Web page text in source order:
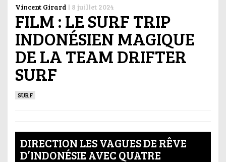
Vincent Girard | 8 juillet 2024
FILM : LE SURF TRIP
INDONÉSIEN MAGIQUE
DE LA TEAM DRIFTER
SURF
SURF
DIRECTION LES VAGUES DE RÊVE
D’INDONÉSIE AVEC QUATRE